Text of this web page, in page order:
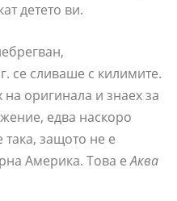
детето ви.
се сливаше с килимите.
оригинала и знаех за
едва наскоро
така, защото не е
Америка. Това еАква